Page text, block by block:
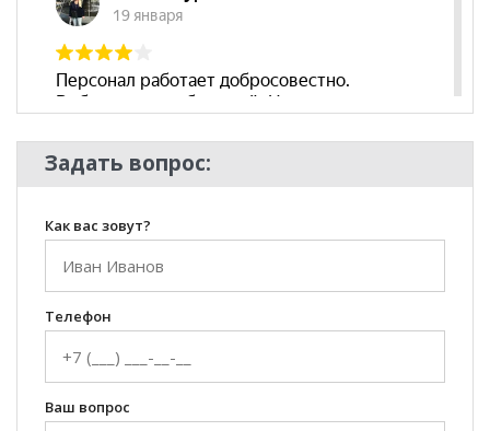
Декоративные
подушки
да
Бренд
АСМ-Элегант
Комната
Гостиная
Задать вопрос:
Как вас зовут?
Телефон
Ваш вопрос